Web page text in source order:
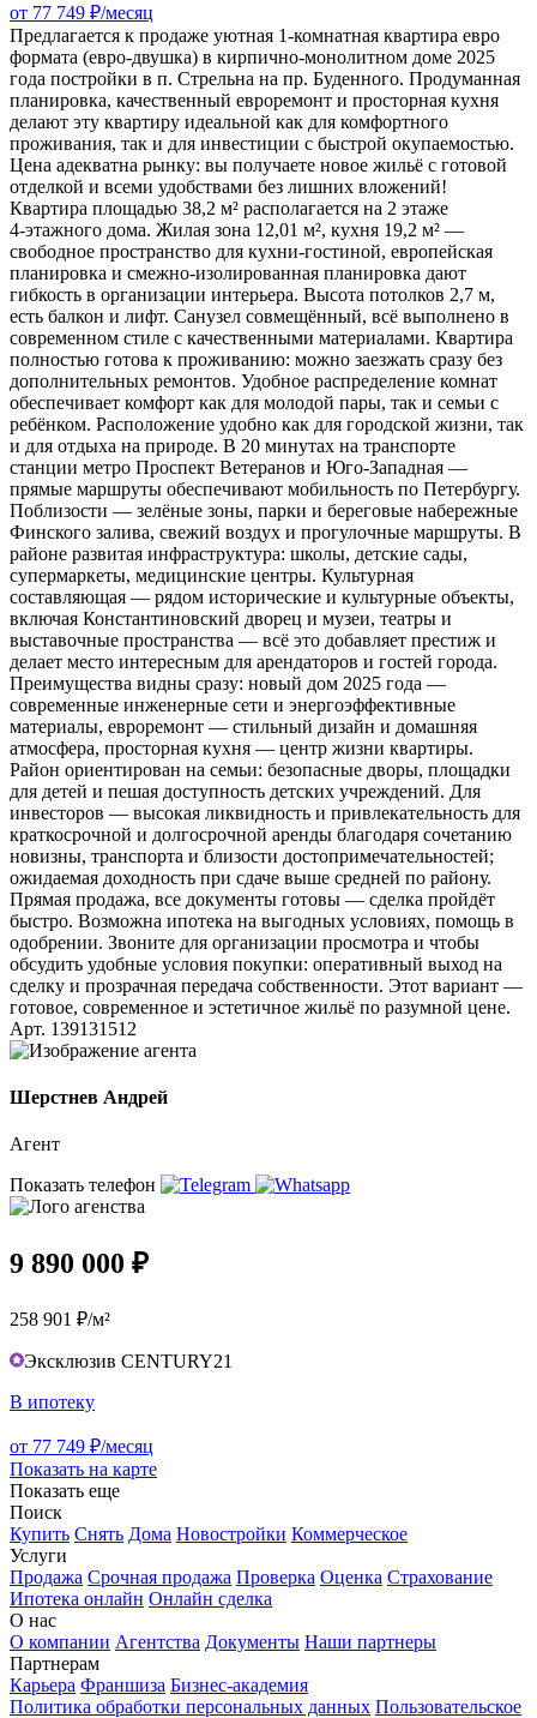
от 77 749 ₽/месяц
Предлагается к продаже уютная 1‑комнатная квартира евро
формата (евро-двушка) в кирпично‑монолитном доме 2025
года постройки в п. Стрельна на пр. Буденного. Продуманная
планировка, качественный евроремонт и просторная кухня
делают эту квартиру идеальной как для комфортного
проживания, так и для инвестиции с быстрой окупаемостью.
Цена адекватна рынку: вы получаете новое жильё с готовой
отделкой и всеми удобствами без лишних вложений!
Квартира площадью 38,2 м² располагается на 2 этаже
4‑этажного дома. Жилая зона 12,01 м², кухня 19,2 м² —
свободное пространство для кухни‑гостиной, европейская
планировка и смежно‑изолированная планировка дают
гибкость в организации интерьера. Высота потолков 2,7 м,
есть балкон и лифт. Санузел совмещённый, всё выполнено в
современном стиле с качественными материалами. Квартира
полностью готова к проживанию: можно заезжать сразу без
дополнительных ремонтов. Удобное распределение комнат
обеспечивает комфорт как для молодой пары, так и семьи с
ребёнком. Расположение удобно как для городской жизни, так
и для отдыха на природе. В 20 минутах на транспорте
станции метро Проспект Ветеранов и Юго‑Западная —
прямые маршруты обеспечивают мобильность по Петербургу.
Поблизости — зелёные зоны, парки и береговые набережные
Финского залива, свежий воздух и прогулочные маршруты. В
районе развитая инфраструктура: школы, детские сады,
супермаркеты, медицинские центры. Культурная
составляющая — рядом исторические и культурные объекты,
включая Константиновский дворец и музеи, театры и
выставочные пространства — всё это добавляет престиж и
делает место интересным для арендаторов и гостей города.
Преимущества видны сразу: новый дом 2025 года —
современные инженерные сети и энергоэффективные
материалы, евроремонт — стильный дизайн и домашняя
атмосфера, просторная кухня — центр жизни квартиры.
Район ориентирован на семьи: безопасные дворы, площадки
для детей и пешая доступность детских учреждений. Для
инвесторов — высокая ликвидность и привлекательность для
краткосрочной и долгосрочной аренды благодаря сочетанию
новизны, транспорта и близости достопримечательностей;
ожидаемая доходность при сдаче выше средней по району.
Прямая продажа, все документы готовы — сделка пройдёт
быстро. Возможна ипотека на выгодных условиях, помощь в
одобрении. Звоните для организации просмотра и чтобы
обсудить удобные условия покупки: оперативный выход на
сделку и прозрачная передача собственности. Этот вариант —
готовое, современное и эстетичное жильё по разумной цене.
Арт. 139131512
Шерстнев Андрей
Агент
Показать телефон
9 890 000 ₽
258 901 ₽/м²
Эксклюзив CENTURY21
В ипотеку
от 77 749 ₽/месяц
Показать на карте
Показать еще
Поиск
Купить Снять Дома Новостройки Коммерческое
Услуги
Продажа Срочная продажа Проверка Оценка Страхование
Ипотека онлайн Онлайн сделка
О нас
О компании Агентства Документы Наши партнеры
Партнерам
Карьера Франшиза Бизнес-академия
Политика обработки персональных данных Пользовательское